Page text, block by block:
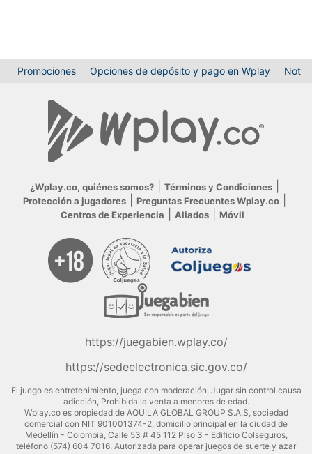
Promociones Opciones de depósito y pago en Wplay
¿Wplay.co, quiénes somos?
Términos y Condiciones
Protección a jugadores
Preguntas Frecuentes Wplay.co
Centros de Experiencia
Aliados Móvil
https://juegabien.wplay.co/
https://sedeelectronica.sic.gov.co/
El juego es entretenimiento, juega con moderación, Jugar sin control causa
adicción, Prohibida la venta a menores de edad.
Wplay.co es propiedad de AQUILA GLOBAL GROUP S.A.S, sociedad
comercial con NIT 901001374-2, domicilio principal en la ciudad de
Medellín - Colombia, Calle 53 # 45 112 Piso 3 - Edificio Colseguros,
teléfono (574) 604 7016. Autorizada para operar juegos de suerte y azar